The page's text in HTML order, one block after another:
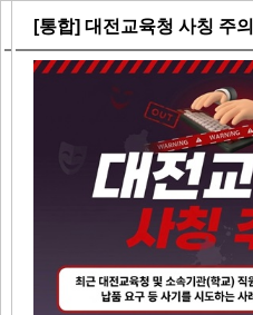
[지원센터] 예약신청 불가 안내
[통합] 대전교육청 사칭 주의